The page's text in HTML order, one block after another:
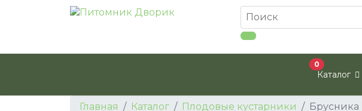
0В корзину
Каталог
Главная Каталог Плодовые кустарники Брусника